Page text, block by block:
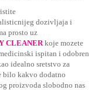
dozivljaja i
prosto uz
CLEANERkoje mozete
ispitan i odobren
idealno sretstvo za
bilo kakvo dodatno
proizvoda slobodno nas